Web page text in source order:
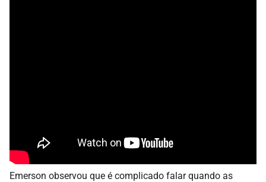
Emerson observou que é complicado falar quando as